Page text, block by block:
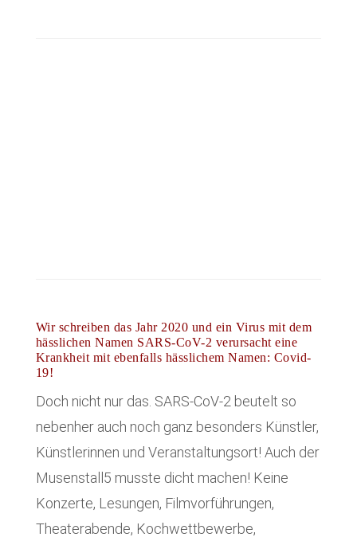
Wir schreiben das Jahr 2020 und ein Virus mit dem
hässlichen Namen SARS-CoV-2 verursacht eine
Krankheit mit ebenfalls hässlichem Namen: Covid-
19!
Doch nicht nur das. SARS-CoV-2 beutelt so
nebenher auch noch ganz besonders Künstler,
Künstlerinnen und Veranstaltungsort! Auch der
Musenstall5 musste dicht machen! Keine
Konzerte, Lesungen, Filmvorführungen,
Theaterabende, Kochwettbewerbe,